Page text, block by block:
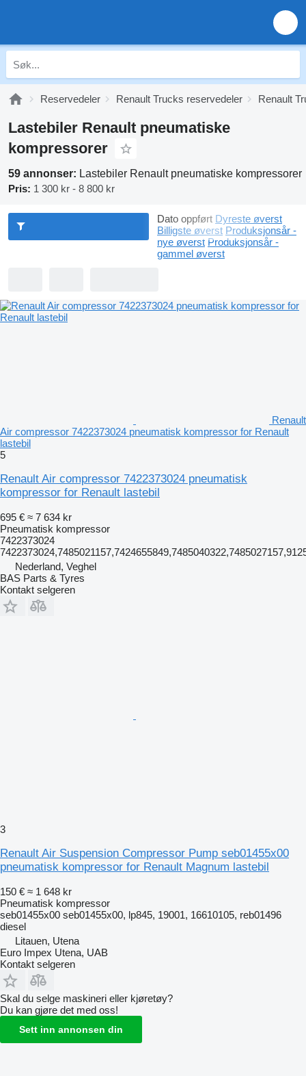
Reservedeler Renault Trucks reservedeler Renault
Lastebiler Renault pneumatiske
kompressorer
59 annonser: Lastebiler Renault pneumatiske kompressorer
Pris: 1 300 kr - 8 800 kr
Dato oppført Dyreste øverst
Billigste øverst Produksjonsår -
nye øverst Produksjonsår -
gammel øverst
Renault
Air compressor 7422373024 pneumatisk kompressor for Renault
lastebil
5
Renault Air compressor 7422373024 pneumatisk
kompressor for Renault lastebil
695 € ≈ 7 634 kr
Pneumatisk kompressor
7422373024
Nederland, Veghel
BAS Parts & Tyres
Kontakt selgeren
3
Renault Air Suspension Compressor Pump seb01455x00
pneumatisk kompressor for Renault Magnum lastebil
150 € ≈ 1 648 kr
Pneumatisk kompressor
seb01455x00 seb01455x00, lp845, 19001, 16610105, reb01496
diesel
Litauen, Utena
Euro Impex Utena, UAB
Kontakt selgeren
Skal du selge maskineri eller kjøretøy?
Du kan gjøre det med oss!
Sett inn annonsen din